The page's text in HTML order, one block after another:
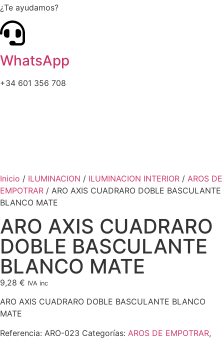
¿Te ayudamos?
WhatsApp
+34 601 356 708
Inicio / ILUMINACION / ILUMINACION INTERIOR / AROS DE
EMPOTRAR / ARO AXIS CUADRARO DOBLE BASCULANTE
BLANCO MATE
ARO AXIS CUADRARO
DOBLE BASCULANTE
BLANCO MATE
9,28 € IVA inc
ARO AXIS CUADRARO DOBLE BASCULANTE BLANCO
MATE
Referencia: ARO-023 Categorías: AROS DE EMPOTRAR,